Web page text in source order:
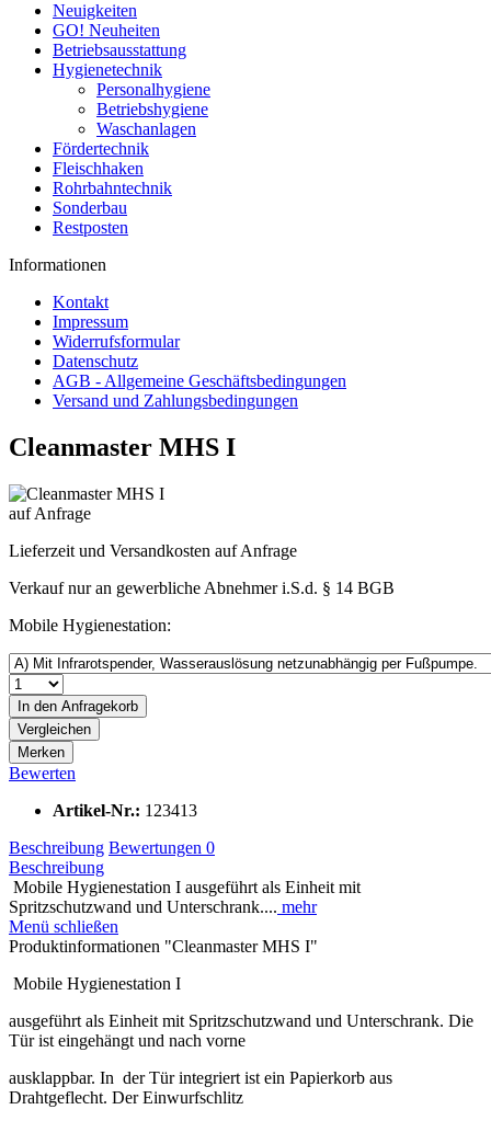
Neuigkeiten
GO! Neuheiten
Betriebsausstattung
Hygienetechnik
Personalhygiene
Betriebshygiene
Waschanlagen
Fördertechnik
Fleischhaken
Rohrbahntechnik
Sonderbau
Restposten
Informationen
Kontakt
Impressum
Widerrufsformular
Datenschutz
AGB - Allgemeine Geschäftsbedingungen
Versand und Zahlungsbedingungen
Cleanmaster MHS I
auf Anfrage
Lieferzeit und Versandkosten auf Anfrage
Verkauf nur an gewerbliche Abnehmer i.S.d. § 14 BGB
Mobile Hygienestation:
In den Anfragekorb
Vergleichen
Merken
Bewerten
Artikel-Nr.: 123413
Beschreibung Bewertungen 0
Beschreibung
Mobile Hygienestation I ausgeführt als Einheit mit
Spritzschutzwand und Unterschrank.... mehr
Menü schließen
Produktinformationen "Cleanmaster MHS I"
Mobile Hygienestation I
ausgeführt als Einheit mit Spritzschutzwand und Unterschrank. Die
Tür ist eingehängt und nach vorne
ausklappbar. In der Tür integriert ist ein Papierkorb aus
Drahtgeflecht. Der Einwurfschlitz